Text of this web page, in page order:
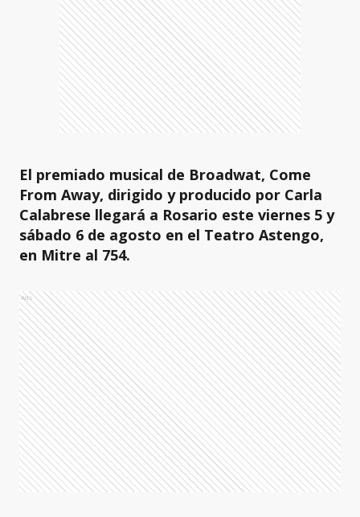
El premiado musical de Broadwat, Come
From Away, dirigido y producido por Carla
Calabrese llegará a Rosario este viernes 5 y
sábado 6 de agosto en el Teatro Astengo,
en Mitre al 754.
Ads